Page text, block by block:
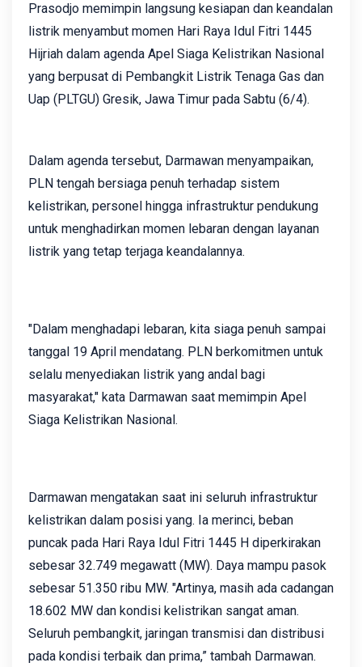
Prasodjo memimpin langsung kesiapan dan keandalan
listrik menyambut momen Hari Raya Idul Fitri 1445
Hijriah dalam agenda Apel Siaga Kelistrikan Nasional
yang berpusat di Pembangkit Listrik Tenaga Gas dan
Uap (PLTGU) Gresik, Jawa Timur pada Sabtu (6/4).
Dalam agenda tersebut, Darmawan menyampaikan,
PLN tengah bersiaga penuh terhadap sistem
kelistrikan, personel hingga infrastruktur pendukung
untuk menghadirkan momen lebaran dengan layanan
listrik yang tetap terjaga keandalannya.
"Dalam menghadapi lebaran, kita siaga penuh sampai
tanggal 19 April mendatang. PLN berkomitmen untuk
selalu menyediakan listrik yang andal bagi
masyarakat," kata Darmawan saat memimpin Apel
Siaga Kelistrikan Nasional.
Darmawan mengatakan saat ini seluruh infrastruktur
kelistrikan dalam posisi yang. Ia merinci, beban
puncak pada Hari Raya Idul Fitri 1445 H diperkirakan
sebesar 32.749 megawatt (MW). Daya mampu pasok
sebesar 51.350 ribu MW. "Artinya, masih ada cadangan
18.602 MW dan kondisi kelistrikan sangat aman.
Seluruh pembangkit, jaringan transmisi dan distribusi
pada kondisi terbaik dan prima,” tambah Darmawan.